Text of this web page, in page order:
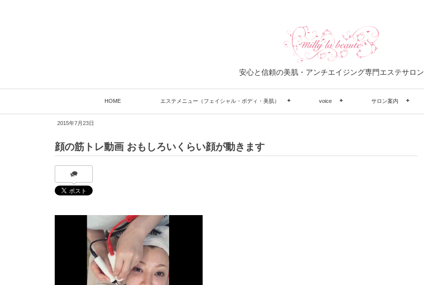
安心と信頼の美肌・アンチエイジング専門エステサロン
HOME エステメニュー（フェイシャル・ボディ・美肌） voice サロン案内
2015年7月23日
顔の筋トレ動画 おもしろいくらい顔が動きます